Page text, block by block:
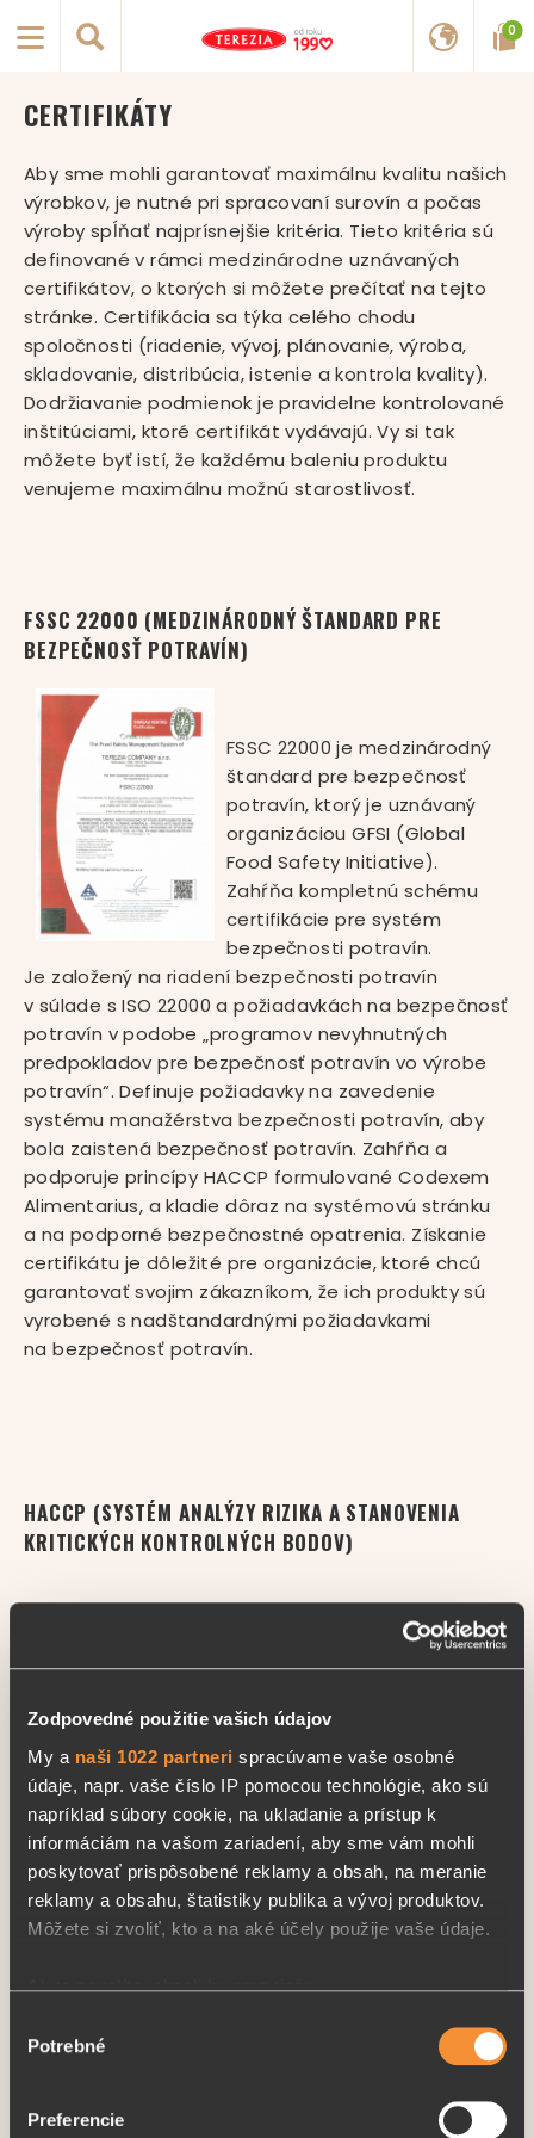
Zodpovedné použitie vašich údajov
My a naši 1022 partneri spracúvame vaše osobné
údaje, napr. vaše číslo IP pomocou technológie, ako sú
napríklad súbory cookie, na ukladanie a prístup k
informáciám na vašom zariadení, aby sme vám mohli
poskytovať prispôsobené reklamy a obsah, na meranie
reklamy a obsahu, štatistiky publika a vývoj produktov.
Môžete si zvoliť, kto a na aké účely použije vaše údaje.
Ak to povolíte, chceli by sme tiež:
polohe s presnosťou na niekoľko metrov
súhlasu
Potrebné
Preferencie
0
CERTIFIKÁTY
Aby sme mohli garantovať maximálnu kvalitu našich
výrobkov, je nutné pri spracovaní surovín a počas
výroby spĺňať najprísnejšie kritéria. Tieto kritéria sú
definované v rámci medzinárodne uznávaných
certifikátov, o ktorých si môžete prečítať na tejto
stránke. Certifikácia sa týka celého chodu
spoločnosti (riadenie, vývoj, plánovanie, výroba,
skladovanie, distribúcia, istenie a kontrola kvality).
Dodržiavanie podmienok je pravidelne kontrolované
inštitúciami, ktoré certifikát vydávajú. Vy si tak
môžete byť istí, že každému baleniu produktu
venujeme maximálnu možnú starostlivosť.
FSSC 22000 (MEDZINÁRODNÝ ŠTANDARD PRE
BEZPEČNOSŤ POTRAVÍN)
FSSC 22000 je medzinárodný
štandard pre bezpečnosť
potravín, ktorý je uznávaný
organizáciou GFSI (Global
Food Safety Initiative).
Zahŕňa kompletnú schému
certifikácie pre systém
bezpečnosti potravín.
Je založený na riadení bezpečnosti potravín
v súlade s ISO 22000 a požiadavkách na bezpečnosť
potravín v podobe „programov nevyhnutných
predpokladov pre bezpečnosť potravín vo výrobe
potravín“. Definuje požiadavky na zavedenie
systému manažérstva bezpečnosti potravín, aby
bola zaistená bezpečnosť potravín. Zahŕňa a
podporuje princípy HACCP formulované Codexem
Alimentarius, a kladie dôraz na systémovú stránku
a na podporné bezpečnostné opatrenia. Získanie
certifikátu je dôležité pre organizácie, ktoré chcú
garantovať svojim zákazníkom, že ich produkty sú
vyrobené s nadštandardnými požiadavkami
na bezpečnosť potravín.
HACCP (SYSTÉM ANALÝZY RIZIKA A STANOVENIA
KRITICKÝCH KONTROLNÝCH BODOV)
HACCP (Hazard Analysis
je systém stanovenia
bodov. Je dôležitým
nástrojom
na zabezpečenie
a riadenie kvality
a zdravotnej neškodnosti
potravín počas všetkých činností, ktoré súvisia
s výrobou, spracovaním, skladovaním, manipuláciou,
Systém je založený na prevencii -
identifikuje nebezpečenstvo a pri jeho naplnení
zaisťuje vysokú mieru bezpečnosti potravín.
kvality pre všetky potravinárske prevádzky a výrobu